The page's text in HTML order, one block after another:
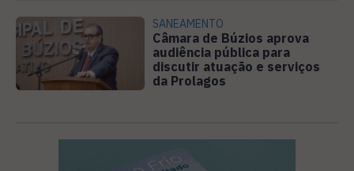
SANEAMENTO
Câmara de Búzios aprova
audiência pública para
discutir atuação e serviços
da Prolagos